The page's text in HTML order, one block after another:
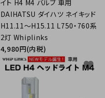
イト H4 M4 バルブ 車用
DAIHATSU ダイハツ ネイキッド
H11.11～H15.11 L750・760系
2灯 Whiplinks
4,980円(内税)
favorite